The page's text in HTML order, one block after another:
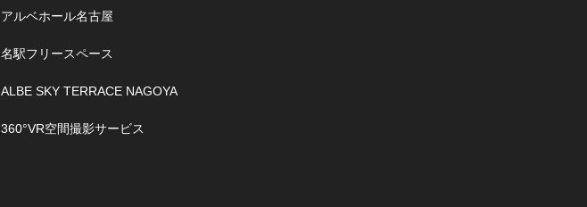
アルベホール名古屋
名駅フリースペース
ALBE SKY TERRACE NAGOYA
360°VR空間撮影サービス